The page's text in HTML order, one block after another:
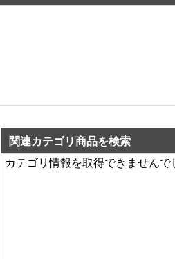
関連カテゴリ商品を検索
カテゴリ情報を取得できませんで